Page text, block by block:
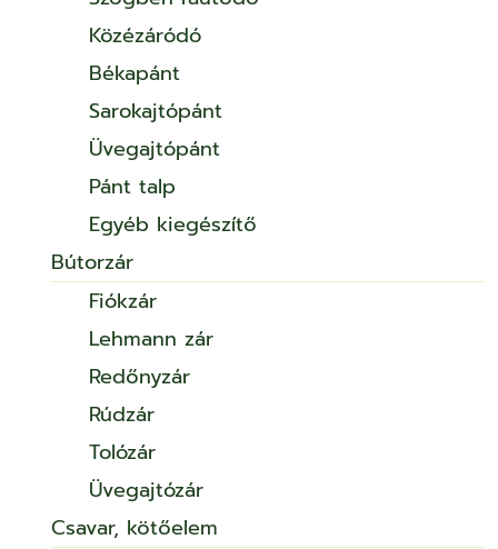
Közézáródó
Békapánt
Sarokajtópánt
Üvegajtópánt
Pánt talp
Egyéb kiegészítő
Bútorzár
Fiókzár
Lehmann zár
Redőnyzár
Rúdzár
Tolózár
Üvegajtózár
Csavar, kötőelem